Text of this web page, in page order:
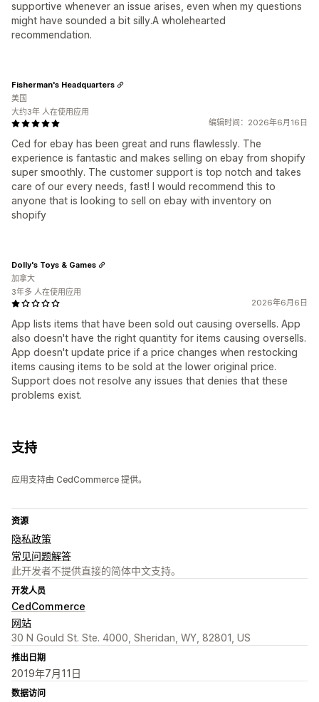
supportive whenever an issue arises, even when my questions
might have sounded a bit silly.A wholehearted
recommendation.
编辑时间：2026年6月16日
Ced for ebay has been great and runs flawlessly. The
experience is fantastic and makes selling on ebay from shopify
super smoothly. The customer support is top notch and takes
care of our every needs, fast! I would recommend this to
anyone that is looking to sell on ebay with inventory on
shopify
Fisherman's Headquarters
美国
大约3年 人在使用应用
2026年6月6日
App lists items that have been sold out causing oversells. App
also doesn't have the right quantity for items causing oversells.
App doesn't update price if a price changes when restocking
items causing items to be sold at the lower original price.
Support does not resolve any issues that denies that these
problems exist.
Dolly's Toys & Games
加拿大
3年多 人在使用应用
支持
应用支持由 CedCommerce 提供。
资源
隐私政策
常见问题解答
此开发者不提供直接的简体中文支持。
开发人员
CedCommerce
网站
30 N Gould St. Ste. 4000, Sheridan, WY, 82801, US
推出日期
2019年7月11日
数据访问